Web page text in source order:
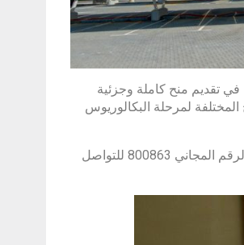
تقديم منح كاملة وجزئية
المنح والتخفيضات للبرامج المختلفة لمرحلة البكالوريوس
وأعلنت الجامعة عن فتح باب التسجيل وتقديم طلبات المنح للراغبين في دراسة هذه البرامج وحددت الرقم المجاني 800863 للتواصل